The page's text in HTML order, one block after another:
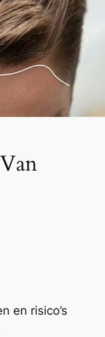
en risico’s